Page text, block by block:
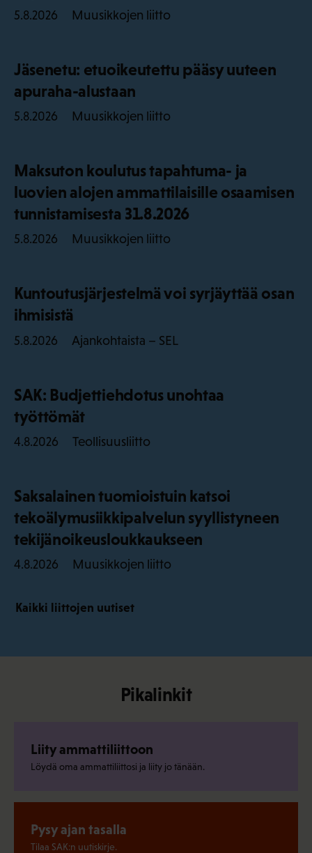
5.8.2026 Muusikkojen liitto
Jäsenetu: etuoikeutettu pääsy uuteen
apuraha-alustaan
5.8.2026 Muusikkojen liitto
Maksuton koulutus tapahtuma- ja
luovien alojen ammattilaisille osaamisen
tunnistamisesta 31.8.2026
5.8.2026 Muusikkojen liitto
Kuntoutusjärjestelmä voi syrjäyttää osan
ihmisistä
5.8.2026 Ajankohtaista – SEL
SAK: Budjettiehdotus unohtaa
työttömät
4.8.2026 Teollisuusliitto
Saksalainen tuomioistuin katsoi
tekoälymusiikkipalvelun syyllistyneen
tekijänoikeusloukkaukseen
4.8.2026 Muusikkojen liitto
Kaikki liittojen uutiset
Pikalinkit
Liity ammattiliittoon
Löydä oma ammattiliittosi ja liity jo tänään.
Pysy ajan tasalla
Tilaa SAK:n uutiskirje.